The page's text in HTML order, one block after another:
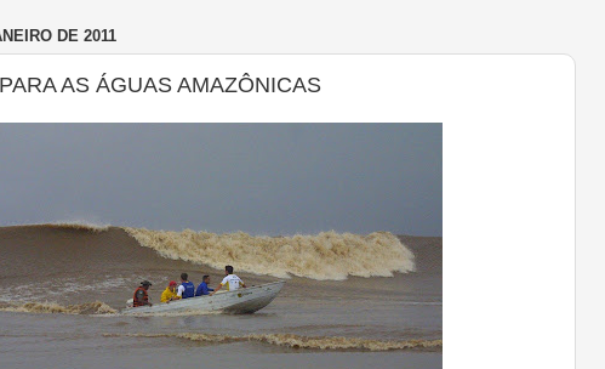
DE 2011
AS ÁGUAS AMAZÔNICAS